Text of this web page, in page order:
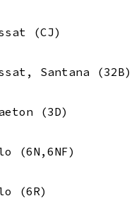
(CJ)
Santana (32B)
(3D)
(6N,6NF)
(6R)